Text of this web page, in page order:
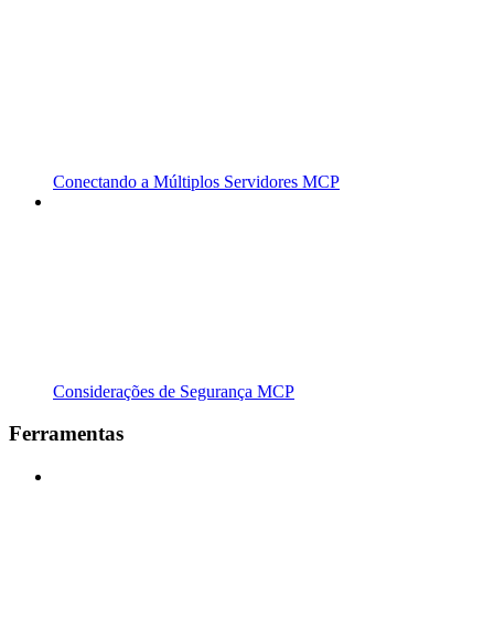
Conectando a Múltiplos Servidores MCP
Considerações de Segurança MCP
Ferramentas